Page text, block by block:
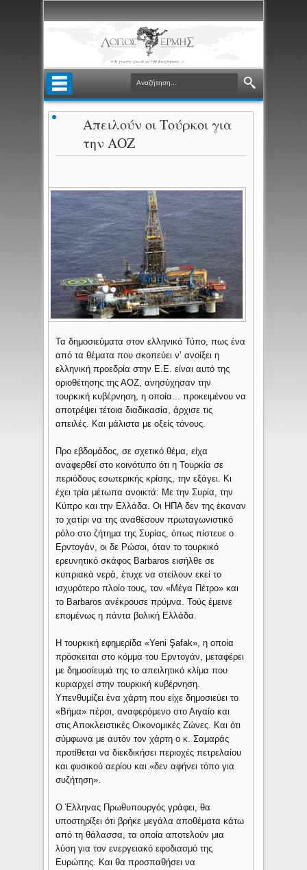
Απειλούν οι Τούρκοι για
την ΑΟΖ
Τα δημοσιεύματα στον ελληνικό Τύπο, πως ένα
από τα θέματα που σκοπεύει ν’ ανοίξει η
ελληνική προεδρία στην Ε.Ε. είναι αυτό της
οριοθέτησης της ΑΟΖ, ανησύχησαν την
τουρκική κυβέρνηση, η οποία... προκειμένου να
αποτρέψει τέτοια διαδικασία, άρχισε τις
απειλές. Και μάλιστα με οξείς τόνους.
Προ εβδομάδος, σε σχετικό θέμα, είχα
αναφερθεί στο κοινότυπο ότι η Τουρκία σε
περιόδους εσωτερικής κρίσης, την εξάγει. Κι
έχει τρία μέτωπα ανοικτά: Με την Συρία, την
Κύπρο και την Ελλάδα. Οι ΗΠΑ δεν της έκαναν
το χατίρι να της αναθέσουν πρωταγωνιστικό
ρόλο στο ζήτημα της Συρίας, όπως πίστευε ο
Ερντογάν, οι δε Ρώσοι, όταν το τουρκικό
ερευνητικό σκάφος Barbaros εισήλθε σε
κυπριακά νερά, έτυχε να στείλουν εκεί το
ισχυρότερο πλοίο τους, τον «Μέγα Πέτρο» και
το Barbaros ανέκρουσε πρύμνα. Τούς έμεινε
επομένως η πάντα βολική Ελλάδα.
Η τουρκική εφημερίδα «Yeni Şafak», η οποία
πρόσκειται στο κόμμα του Ερντογάν, μεταφέρει
με δημοσίευμά της το απειλητικό κλίμα που
κυριαρχεί στην τουρκική κυβέρνηση.
Υπενθυμίζει ένα χάρτη που είχε δημοσιεύει το
«Βήμα» πέρσι, αναφερόμενο στο Αιγαίο και
στις Αποκλειστικές Οικονομικές Ζώνες. Και ότι
σύμφωνα με αυτόν τον χάρτη ο κ. Σαμαράς
προτίθεται να διεκδικήσει περιοχές πετρελαίου
και φυσικού αερίου και «δεν αφήνει τόπο για
συζήτηση».
Ο Έλληνας Πρωθυπουργός γράφει, θα
υποστηρίξει ότι βρήκε μεγάλα αποθέματα κάτω
από τη θάλασσα, τα οποία αποτελούν μια
λύση για τον ενεργειακό εφοδιασμό της
Ευρώπης. Και θα προσπαθήσει να